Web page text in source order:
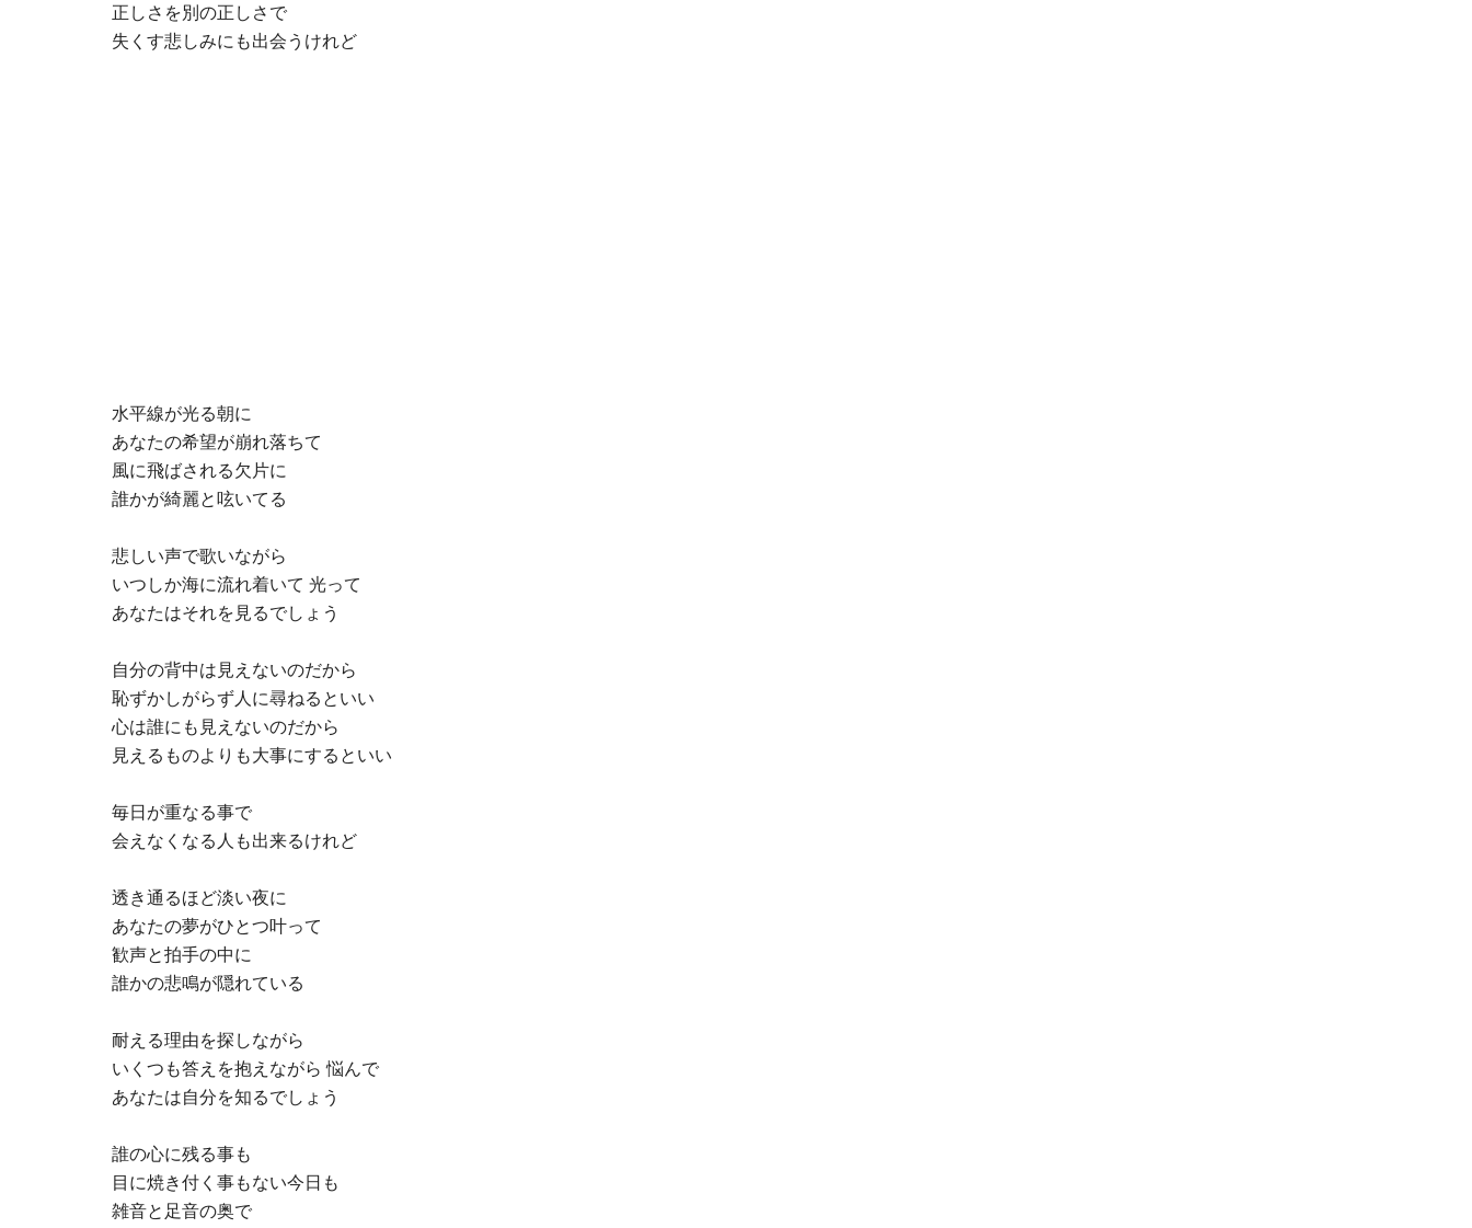
正しさを別の正しさで
失くす悲しみにも出会うけれど
水平線が光る朝に
あなたの希望が崩れ落ちて
風に飛ばされる欠片に
誰かが綺麗と呟いてる
悲しい声で歌いながら
いつしか海に流れ着いて 光って
あなたはそれを見るでしょう
自分の背中は見えないのだから
恥ずかしがらず人に尋ねるといい
心は誰にも見えないのだから
見えるものよりも大事にするといい
毎日が重なる事で
会えなくなる人も出来るけれど
透き通るほど淡い夜に
あなたの夢がひとつ叶って
歓声と拍手の中に
誰かの悲鳴が隠れている
耐える理由を探しながら
いくつも答えを抱えながら 悩んで
あなたは自分を知るでしょう
誰の心に残る事も
目に焼き付く事もない今日も
雑音と足音の奥で